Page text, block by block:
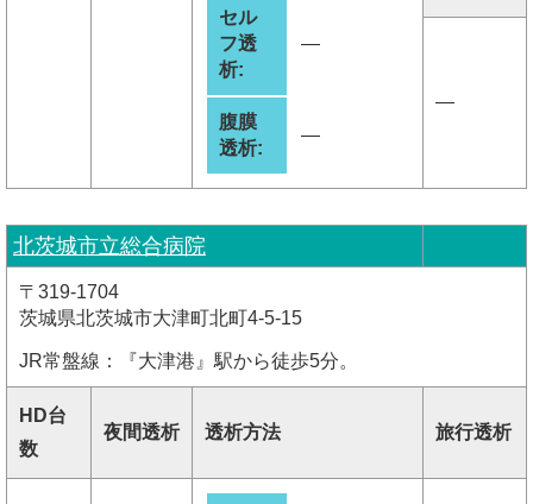
セル
フ透
析:
―
腹膜
透析:
―
―
北茨城市立総合病院
〒319-1704
茨城県北茨城市大津町北町4-5-15
JR常盤線：『大津港』駅から徒歩5分。
HD台
数
夜間透析 透析方法 旅行透析